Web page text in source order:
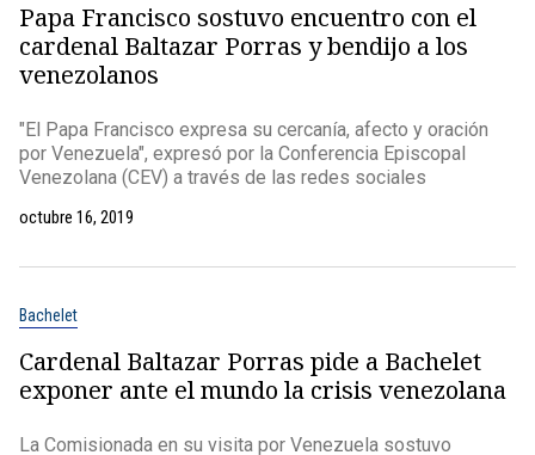
Papa Francisco sostuvo encuentro con el
cardenal Baltazar Porras y bendijo a los
venezolanos
"El Papa Francisco expresa su cercanía, afecto y oración
por Venezuela", expresó por la Conferencia Episcopal
Venezolana (CEV) a través de las redes sociales
octubre 16, 2019
Bachelet
Cardenal Baltazar Porras pide a Bachelet
exponer ante el mundo la crisis venezolana
La Comisionada en su visita por Venezuela sostuvo